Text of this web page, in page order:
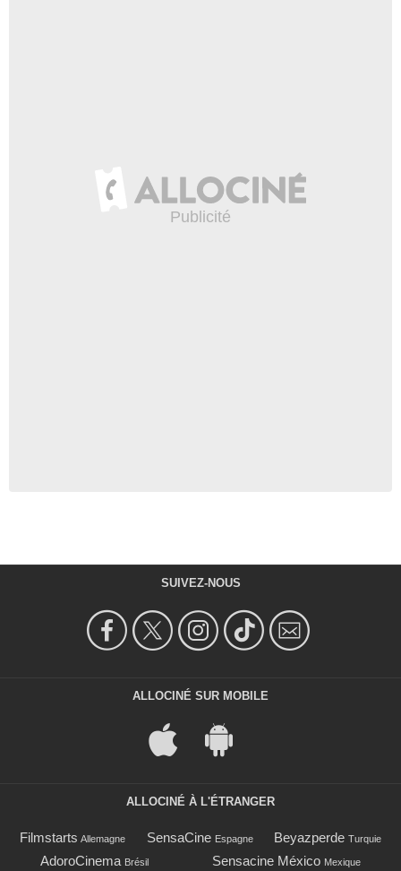
SUIVEZ-NOUS
ALLOCINÉ SUR MOBILE
ALLOCINÉ À L'ÉTRANGER
Filmstarts Allemagne SensaCine Espagne Beyazperde Turquie
AdoroCinema Brésil Sensacine México Mexique